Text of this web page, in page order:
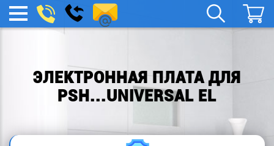
МЕНЮ
boylera@yandex.ru
Заказать
звонок
ЭЛЕКТРОННАЯ ПЛАТА ДЛЯ
PSH...UNIVERSAL EL